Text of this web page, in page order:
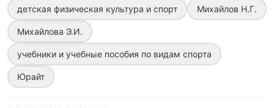
детская физическая культура и спорт Михайлов Н.Г.
Михайлова Э.И.
учебники и учебные пособия по видам спорта
Юрайт